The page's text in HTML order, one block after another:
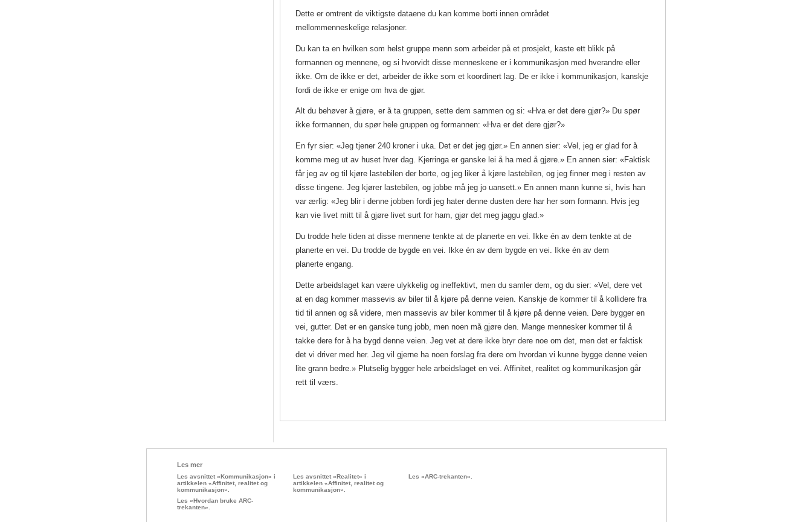
Dette er omtrent de viktigste dataene du kan komme borti innen området
mellommenneskelige relasjoner.
Du kan ta en hvilken som helst gruppe menn som arbeider på et prosjekt, kaste ett blikk på
formannen og mennene, og si hvorvidt disse menneskene er i kommunikasjon med hverandre eller
ikke. Om de ikke er det, arbeider de ikke som et koordinert lag. De er ikke i kommunikasjon, kanskje
fordi de ikke er enige om hva de gjør.
Alt du behøver å gjøre, er å ta gruppen, sette dem sammen og si: «Hva er det dere gjør?» Du spør
ikke formannen, du spør hele gruppen og formannen: «Hva er det dere gjør?»
En fyr sier: «Jeg tjener 240 kroner i uka. Det er det jeg gjør.» En annen sier: «Vel, jeg er glad for å
komme meg ut av huset hver dag. Kjerringa er ganske lei å ha med å gjøre.» En annen sier: «Faktisk
får jeg av og til kjøre lastebilen der borte, og jeg liker å kjøre lastebilen, og jeg finner meg i resten av
disse tingene. Jeg kjører lastebilen, og jobbe må jeg jo uansett.» En annen mann kunne si, hvis han
var ærlig: «Jeg blir i denne jobben fordi jeg hater denne dusten dere har her som formann. Hvis jeg
kan vie livet mitt til å gjøre livet surt for ham, gjør det meg jaggu glad.»
Du trodde hele tiden at disse mennene tenkte at de planerte en vei. Ikke én av dem tenkte at de
planerte en vei. Du trodde de bygde en vei. Ikke én av dem bygde en vei. Ikke én av dem
planerte engang.
Dette arbeidslaget kan være ulykkelig og ineffektivt, men du samler dem, og du sier: «Vel, dere vet
at en dag kommer massevis av biler til å kjøre på denne veien. Kanskje de kommer til å kollidere fra
tid til annen og så videre, men massevis av biler kommer til å kjøre på denne veien. Dere bygger en
vei, gutter. Det er en ganske tung jobb, men noen må gjøre den. Mange mennesker kommer til å
takke dere for å ha bygd denne veien. Jeg vet at dere ikke bryr dere noe om det, men det er faktisk
det vi driver med her. Jeg vil gjerne ha noen forslag fra dere om hvordan vi kunne bygge denne veien
lite grann bedre.» Plutselig bygger hele arbeidslaget en vei. Affinitet, realitet og kommunikasjon går
rett til værs.
Les mer
Les avsnittet «Kommunikasjon» i
artikkelen «Affinitet, realitet og
kommunikasjon».
Les «Hvordan bruke ARC-
trekanten».
Les avsnittet «Realitet» i
artikkelen «Affinitet, realitet og
kommunikasjon».
Les «ARC-trekanten».